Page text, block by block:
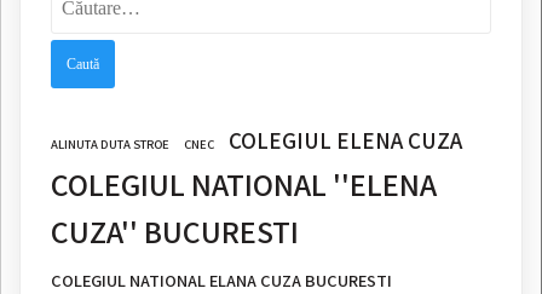
ALINUTA DUTA STROE CNEC COLEGIUL ELENA CUZA
COLEGIUL NATIONAL ''ELENA
CUZA'' BUCURESTI
COLEGIUL NATIONAL ELANA CUZA BUCURESTI